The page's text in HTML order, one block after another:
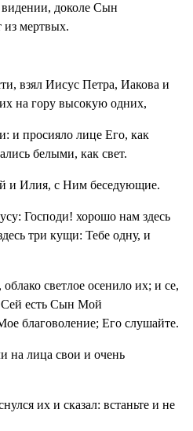
видении, доколе Сын
из мертвых.
взял Иисус Петра, Иакова и
на гору высокую одних,
и просияло лице Его, как
белыми, как свет.
и Илия, с Ним беседующие.
Господи! хорошо нам здесь
три кущи: Тебе одну, и
светлое осенило их; и се,
Сей есть Сын Мой
благоволение; Его слушайте.
на лица свои и очень
их и сказал: встаньте и не